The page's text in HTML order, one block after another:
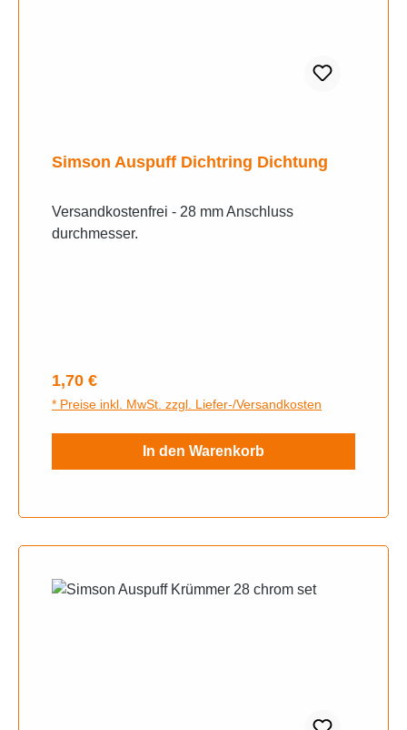
Simson Auspuff Dichtring Dichtung
Versandkostenfrei - 28 mm Anschluss
durchmesser.
Regulärer Preis:
1,70 €
* Preise inkl. MwSt. zzgl. Liefer-/Versandkosten
In den Warenkorb